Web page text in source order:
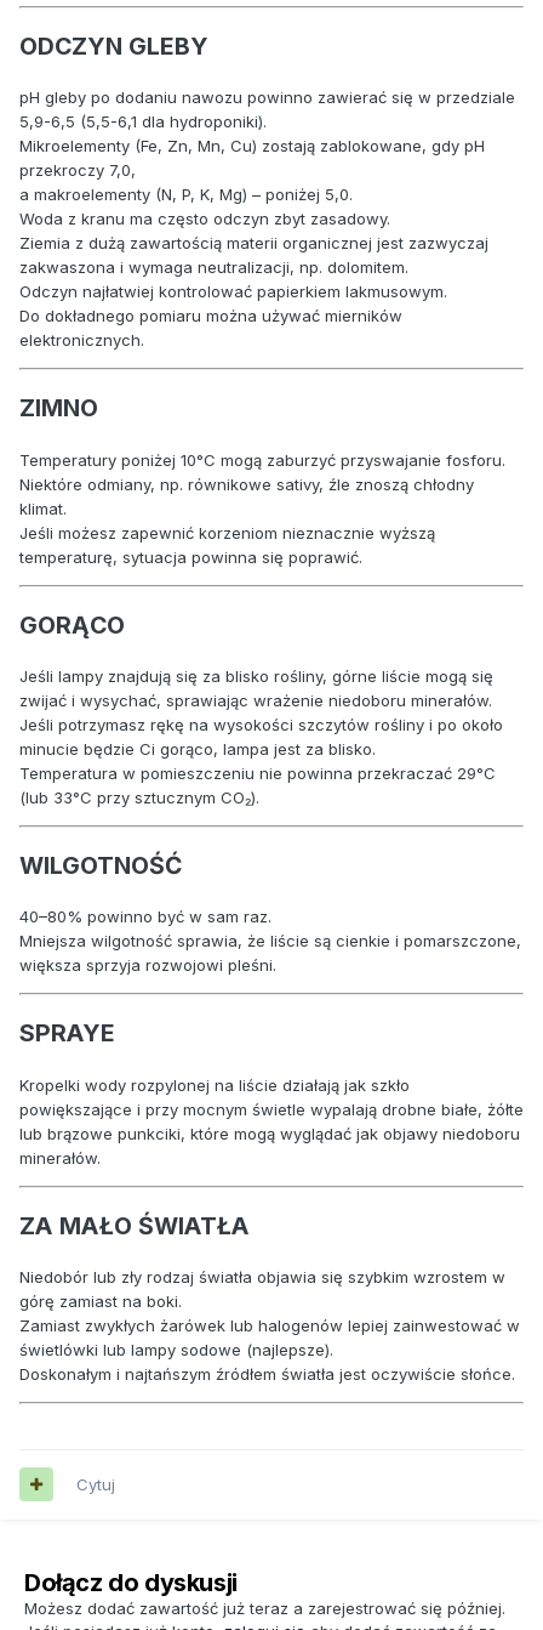
ODCZYN GLEBY
pH gleby po dodaniu nawozu powinno zawierać się w przedziale
5,9-6,5 (5,5-6,1 dla hydroponiki).
Mikroelementy (Fe, Zn, Mn, Cu) zostają zablokowane, gdy pH
przekroczy 7,0,
a makroelementy (N, P, K, Mg) – poniżej 5,0.
Woda z kranu ma często odczyn zbyt zasadowy.
Ziemia z dużą zawartością materii organicznej jest zazwyczaj
zakwaszona i wymaga neutralizacji, np. dolomitem.
Odczyn najłatwiej kontrolować papierkiem lakmusowym.
Do dokładnego pomiaru można używać mierników
elektronicznych.
ZIMNO
Temperatury poniżej 10°C mogą zaburzyć przyswajanie fosforu.
Niektóre odmiany, np. równikowe sativy, źle znoszą chłodny
klimat.
Jeśli możesz zapewnić korzeniom nieznacznie wyższą
temperaturę, sytuacja powinna się poprawić.
GORĄCO
Jeśli lampy znajdują się za blisko rośliny, górne liście mogą się
zwijać i wysychać, sprawiając wrażenie niedoboru minerałów.
Jeśli potrzymasz rękę na wysokości szczytów rośliny i po około
minucie będzie Ci gorąco, lampa jest za blisko.
Temperatura w pomieszczeniu nie powinna przekraczać 29°C
(lub 33°C przy sztucznym CO₂).
WILGOTNOŚĆ
40–80% powinno być w sam raz.
Mniejsza wilgotność sprawia, że liście są cienkie i pomarszczone,
większa sprzyja rozwojowi pleśni.
SPRAYE
Kropelki wody rozpylonej na liście działają jak szkło
powiększające i przy mocnym świetle wypalają drobne białe, żółte
lub brązowe punkciki, które mogą wyglądać jak objawy niedoboru
minerałów.
ZA MAŁO ŚWIATŁA
Niedobór lub zły rodzaj światła objawia się szybkim wzrostem w
górę zamiast na boki.
Zamiast zwykłych żarówek lub halogenów lepiej zainwestować w
świetlówki lub lampy sodowe (najlepsze).
Doskonałym i najtańszym źródłem światła jest oczywiście słońce.
Cytuj
Dołącz do dyskusji
Możesz dodać zawartość już teraz a zarejestrować się później.